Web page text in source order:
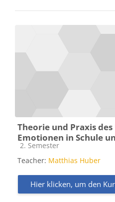
Theorie und Praxis
Emotionen in Schule
Kursbereich
2. Semester
Teacher: Matthias Huber
Hier klicken, um den